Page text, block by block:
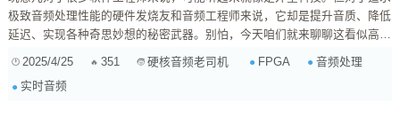
极致音频处理性能的硬件发烧友和音频工程师来说，它却是提升音质、降低
延迟、实现各种奇思妙想的秘密武器。别怕，今天咱们就来聊聊这看似高深
FPGA：音频处理的瑞士军刀 在深入探讨FPGA之前，我们先来简单回顾一
下传统的音频处理方式。通常，我们使用CPU或DSP（数字信号处理器）
2025/4/25 351 硬核音频老司机 FPGA
音频处理
实时音频